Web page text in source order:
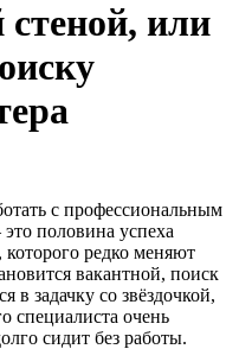
или
с профессиональным
половина успеха
редко меняют
вакантной, поиск
в задачку со звёздочкой,
специалиста очень
сидит без работы.